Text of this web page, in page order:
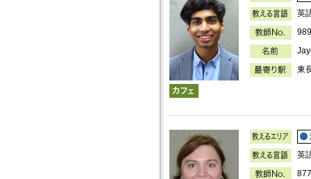
英
東
英